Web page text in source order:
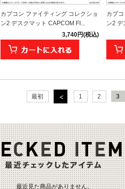
カプコン ファイティング コレクショ
ン2 デスクマット CAPCOM FI...
3,740円(税込)
カプ
ン2 デ
最初 1 2 3
最近見た商品がありません。